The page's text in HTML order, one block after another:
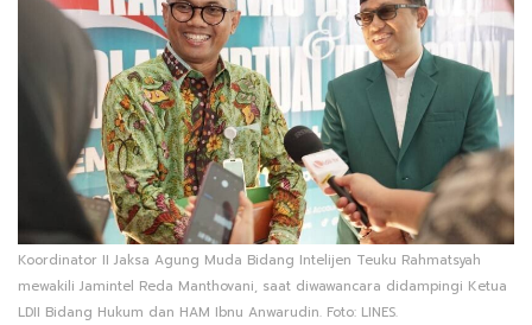
Koordinator II Jaksa Agung Muda Bidang Intelijen Teuku Rahmatsyah
mewakili Jamintel Reda Manthovani, saat diwawancara didampingi Ketua
LDII Bidang Hukum dan HAM Ibnu Anwarudin. Foto: LINES.